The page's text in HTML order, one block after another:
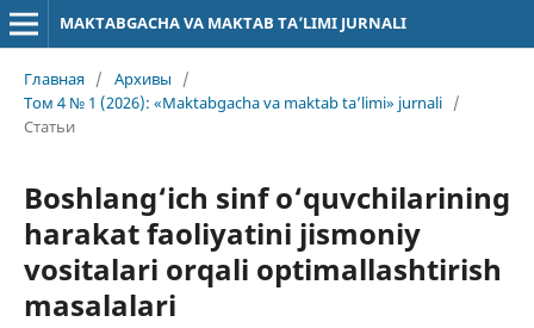
MAKTABGACHA VA MAKTAB TA’LIMI JURNALI
Главная / Архивы
/
Том 4 № 1 (2026): «Maktabgacha va maktab ta’limi» jurnali /
Статьи
Boshlang‘ich sinf o‘quvchilarining
harakat faoliyatini jismoniy
vositalari orqali optimallashtirish
masalalari